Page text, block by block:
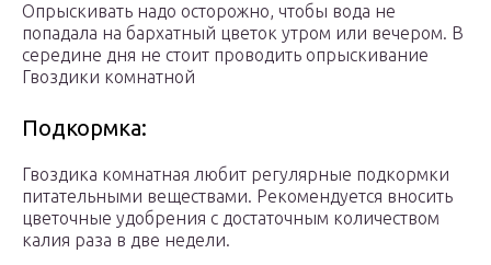
Опрыскивать надо осторожно, чтобы вода не
попадала на бархатный цветок утром или вечером. В
середине дня не стоит проводить опрыскивание
Гвоздики комнатной
Подкормка:
Гвоздика комнатная любит регулярные подкормки
питательными веществами. Рекомендуется вносить
цветочные удобрения с достаточным количеством
калия раза в две недели.